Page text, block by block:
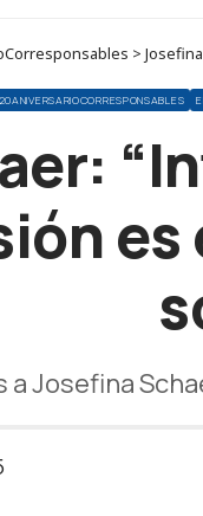
>
Josefina